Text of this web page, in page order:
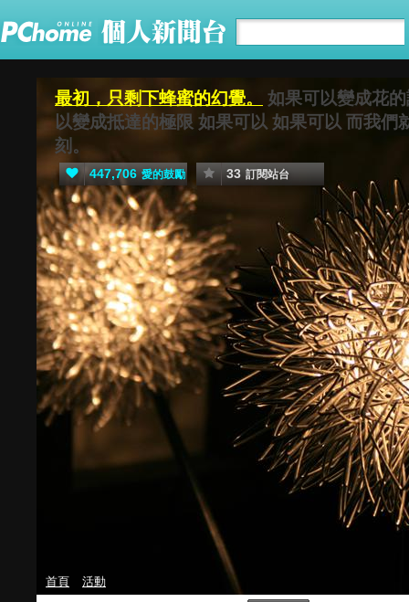
最初，只剩下蜂蜜的幻覺。
如果可以變成花
以變成抵達的極限 如果可以 如果可以 而我
刻。
447,706 愛的鼓勵 33 訂閱站台
首頁 活動